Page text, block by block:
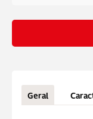
Geral